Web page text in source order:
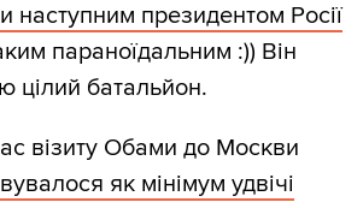
наступним президентом Росії
параноїдальним :)) Він
цілий батальйон.
візиту Обами до Москви
як мінімум удвічі